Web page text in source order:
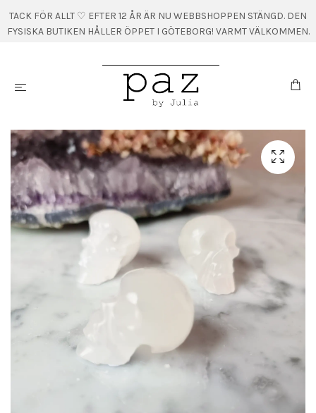
TACK FÖR ALLT ♡ EFTER 12 ÅR ÄR NU WEBBSHOPPEN STÄNGD. DEN
FYSISKA BUTIKEN HÅLLER ÖPPET I GÖTEBORG! VARMT VÄLKOMMEN.